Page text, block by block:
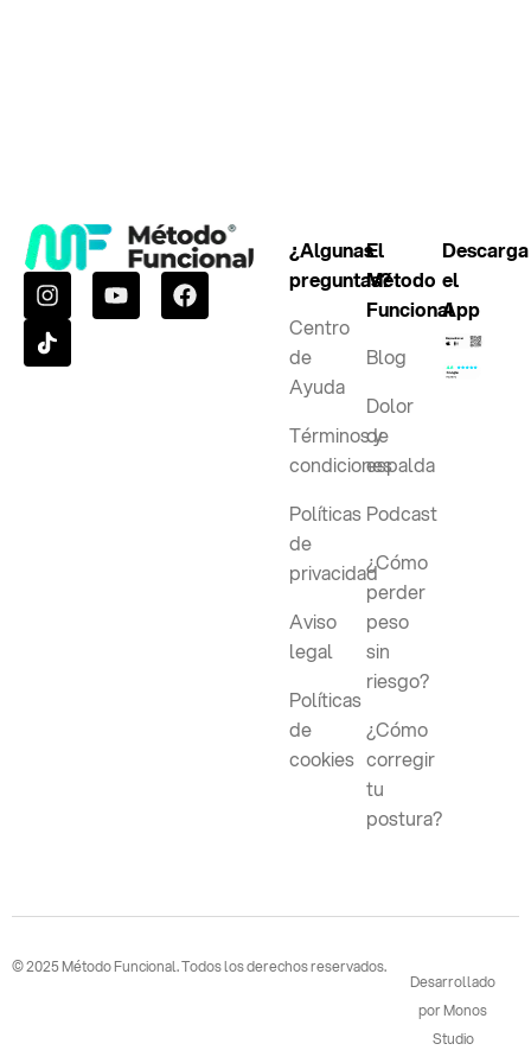
¿Algunas
preguntas?
Centro
de
Ayuda
Términos y
condiciones
Políticas
de
privacidad
Aviso
legal
Políticas
de
cookies
El
Método
Funcional
Blog
Dolor
de
espalda
Podcast
¿Cómo
perder
peso
sin
riesgo?
¿Cómo
corregir
tu
postura?
Descarga
el
App
© 2025 Método Funcional. Todos los derechos reservados.
Desarrollado
por Monos
Studio